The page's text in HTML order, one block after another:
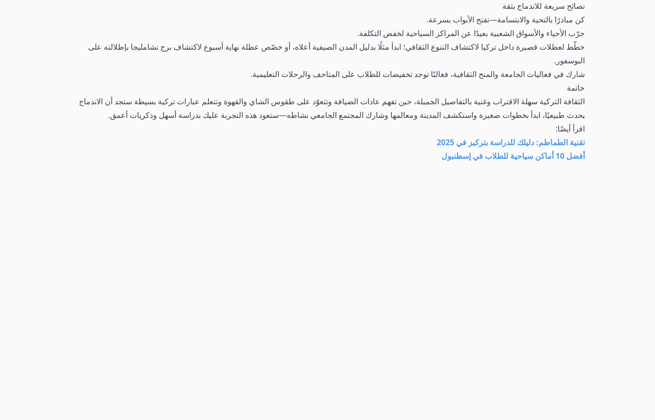
نصائح سريعة للاندماج بثقة
كن مبادرًا بالتحية والابتسامة—تفتح الأبواب بسرعة.
جرّب الأحياء والأسواق الشعبية بعيدًا عن المراكز السياحية لخفض التكلفة.
خطّط لعطلات قصيرة داخل تركيا لاكتشاف التنوع الثقافي؛ ابدأ مثلًا بدليل المدن الصيفية أعلاه، أو خصّص عطلة نهاية أسبوع لاكتشاف برج تشامليجا بإطلالته على
البوسفور.
شارك في فعاليات الجامعة والمنح الثقافية، فغالبًا توجد تخفيضات للطلاب على المتاحف والرحلات التعليمية.
خاتمة
الثقافة التركية سهلة الاقتراب وغنية بالتفاصيل الجميلة، حين تفهم عادات الضيافة وتتعوّد على طقوس الشاي والقهوة وتتعلم عبارات تركية بسيطة ستجد أن الاندماج
يحدث طبيعيًا، ابدأ بخطوات صغيرة واستكشف المدينة ومعالمها وشارك المجتمع الجامعي نشاطه—ستعود هذه التجربة عليك بدراسة أسهل وذكريات أعمق.
اقرأ أيضًا:
تقنية الطماطم: دليلك للدراسة بتركيز في 2025
أفضل 10 أماكن سياحية للطلاب في إسطنبول